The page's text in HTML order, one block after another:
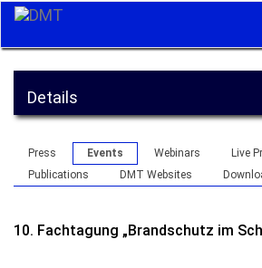
Details
Press Events Webinars
Live
Publications
DMT Websites
10. Fachtagung „Brandschutz im